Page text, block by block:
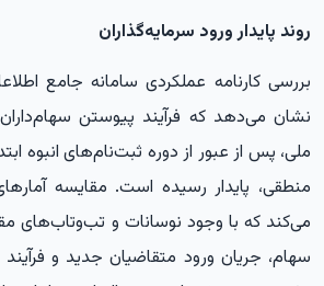
روند پایدار ورود سرمایه‌گذاران
بررسی کارنامه عملکردی سامانه جامع
نشان می‌دهد که فرآیند پیوستن
ملی، پس از عبور از دوره ثبت‌نام‌های انبوه
منطقی، پایدار رسیده است. مقایسه
می‌کند که با وجود نوسانات و تب‌وتاب‌های
سهام، جریان ورود متقاضیان جدید و